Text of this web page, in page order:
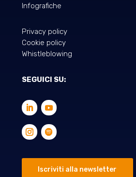
Infografiche
Privacy policy
Cookie policy
Whistleblowing
SEGUICI SU:
Iscriviti alla newsletter